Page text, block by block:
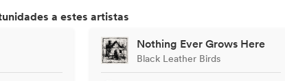
a estes artistas
Nothing Ever Grows Here
Black Leather Birds